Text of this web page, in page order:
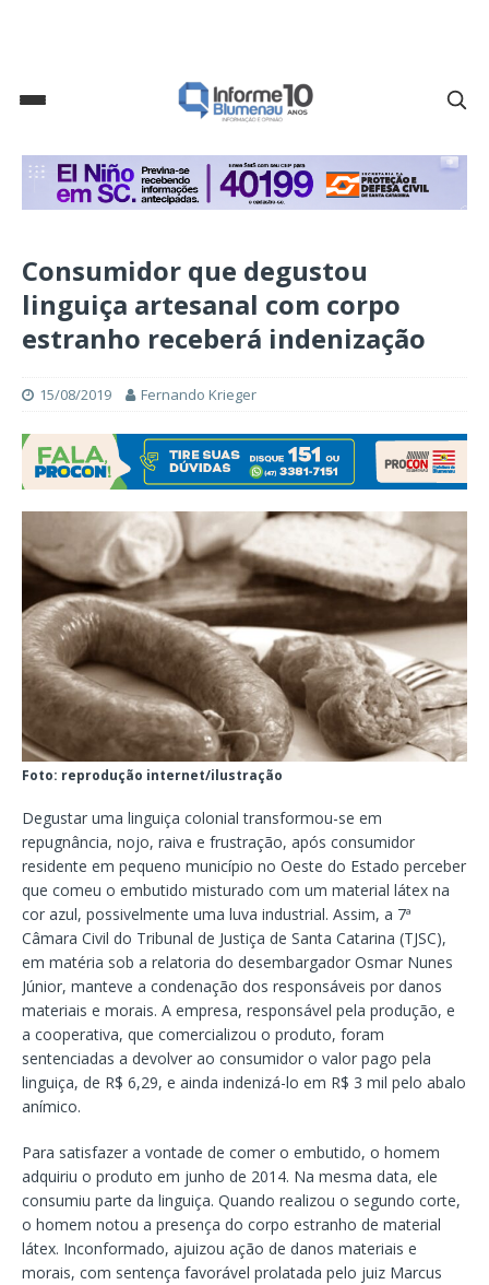
Consumidor que degustou
linguiça artesanal com corpo
estranho receberá indenização
15/08/2019 Fernando Krieger
Foto: reprodução internet/ilustração
Degustar uma linguiça colonial transformou-se em
repugnância, nojo, raiva e frustração, após consumidor
residente em pequeno município no Oeste do Estado perceber
que comeu o embutido misturado com um material látex na
cor azul, possivelmente uma luva industrial. Assim, a 7ª
Câmara Civil do Tribunal de Justiça de Santa Catarina (TJSC),
em matéria sob a relatoria do desembargador Osmar Nunes
Júnior, manteve a condenação dos responsáveis por danos
materiais e morais. A empresa, responsável pela produção, e
a cooperativa, que comercializou o produto, foram
sentenciadas a devolver ao consumidor o valor pago pela
linguiça, de R$ 6,29, e ainda indenizá-lo em R$ 3 mil pelo abalo
anímico.
Para satisfazer a vontade de comer o embutido, o homem
adquiriu o produto em junho de 2014. Na mesma data, ele
consumiu parte da linguiça. Quando realizou o segundo corte,
o homem notou a presença do corpo estranho de material
látex. Inconformado, ajuizou ação de danos materiais e
morais, com sentença favorável prolatada pelo juiz Marcus